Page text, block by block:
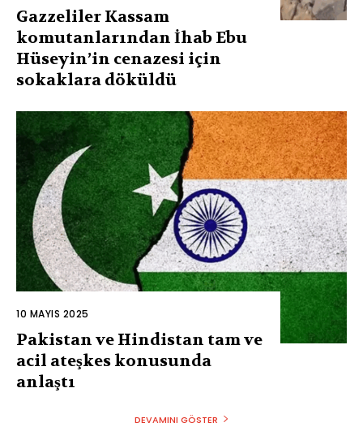
Gazzeliler Kassam
komutanlarından İhab Ebu
Hüseyin’in cenazesi için
sokaklara döküldü
10 MAYIS 2025
Pakistan ve Hindistan tam ve
acil ateşkes konusunda
anlaştı
DEVAMINI GÖSTER